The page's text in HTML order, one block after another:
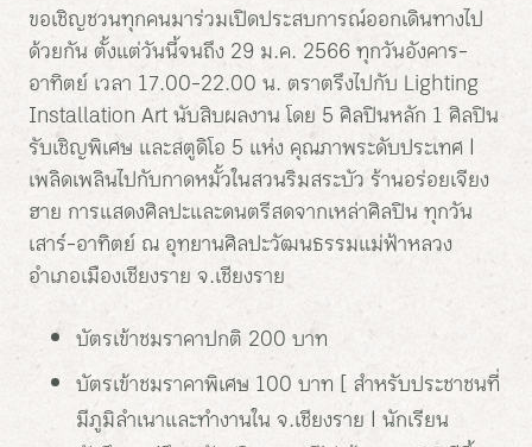
ขอเชิญชวนทุกคนมาร่วมเปิดประสบการณ์ออกเดินทางไป
ด้วยกัน ตั้งแต่วันนี้จนถึง 29 ม.ค. 2566 ทุกวันอังคาร-
อาทิตย์ เวลา 17.00-22.00 น. ตราตรึงไปกับ Lighting
Installation Art นับสิบผลงาน โดย 5 ศิลปินหลัก 1 ศิลปิน
รับเชิญพิเศษ และสตูดิโอ 5 แห่ง คุณภาพระดับประเทศ |
เพลิดเพลินไปกับกาดหมั้วในสวนริมสระบัว ร้านอร่อยเจียง
ฮาย การแสดงศิลปะและดนตรีสดจากเหล่าศิลปิน ทุกวัน
เสาร์-อาทิตย์ ณ อุทยานศิลปะวัฒนธรรมแม่ฟ้าหลวง
อำเภอเมืองเชียงราย จ.เชียงราย
บัตรเข้าชมราคาปกติ 200 บาท
บัตรเข้าชมราคาพิเศษ 100 บาท [ สำหรับประชาชนที่
มีภูมิลำเนาและทำงานใน จ.เชียงราย | นักเรียน